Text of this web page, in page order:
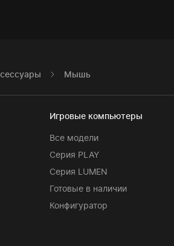
Мышь
Игровые компьютеры
Все модели
Серия PLAY
Серия LUMEN
Готовые в наличии
Конфигуратор